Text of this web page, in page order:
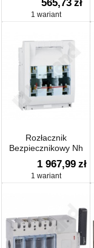
565,73 zł
1 wariant
Rozłacznik
Bezpiecznikowy Nh
Spx 1 250 A
1 967,99 zł
1 wariant